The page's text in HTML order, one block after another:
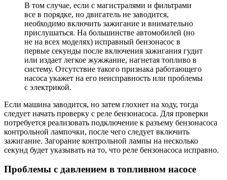
В том случае, если с магистралями и фильтрами
все в порядке, но двигатель не заводится,
необходимо включить зажигание и внимательно
прислушаться. На большинстве автомобилей (но
не на всех моделях) исправный бензонасос в
первые секунды после включения зажигания гудит
или издает легкое жужжание, нагнетая топливо в
систему. Отсутствие такого признака работающего
насоса укажет на его неисправность или проблемы
с электрикой.
Если машина заводится, но затем глохнет на ходу, тогда
следует начать проверку с реле бензонасоса. Для проверки
потребуется реализовать подключение к разъему бензонасоса
контрольной лампочки, после чего следует включить
зажигание. Загорание контрольной лампы на несколько
секунд будет указывать на то, что реле бензонасоса исправно.
Проблемы с давлением в топливном насосе